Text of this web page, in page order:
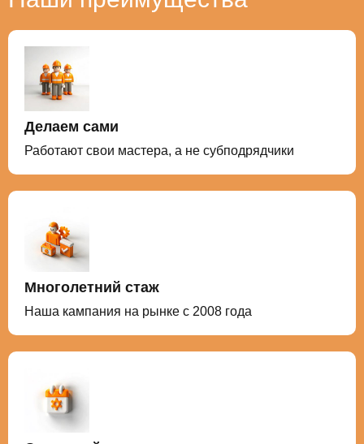
Делаем сами
Работают свои мастера, а не субподрядчики
Многолетний стаж
Наша кампания на рынке с 2008 года